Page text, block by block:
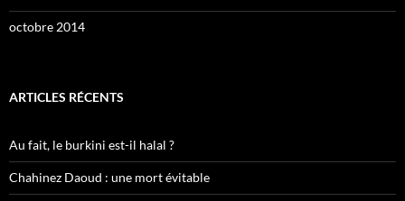
octobre 2014
ARTICLES RÉCENTS
Au fait, le burkini est-il halal ?
Chahinez Daoud : une mort évitable